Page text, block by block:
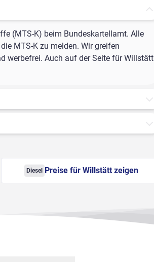
(MTS-K) beim Bundeskartellamt. Alle
MTS-K zu melden. Wir greifen
werbefrei. Auch auf der Seite für Willstätt
Diesel Preise für Willstätt zeigen